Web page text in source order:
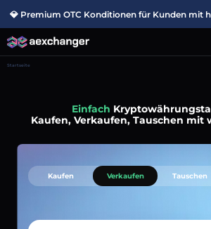
💎 Premium OTC Konditionen für Kunden mit
Startseite
Einfach
Kaufen, Verkaufen, Tauschen mit
Kaufen Verkaufen Tauschen